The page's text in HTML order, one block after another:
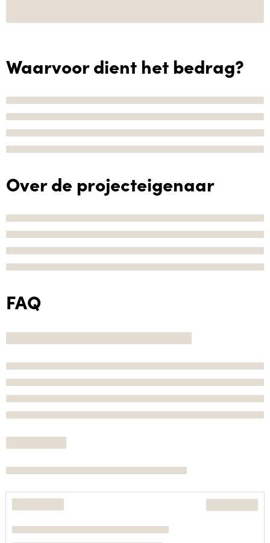
Waarvoor dient het bedrag?
Over de projecteigenaar
FAQ